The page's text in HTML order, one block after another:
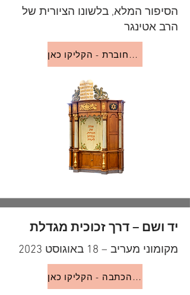
הסיפור המלא, בלשונו הציורית של
הרב אטינגר
לדפדוף בחוברת - הקליקו כאן
יד ושם – דרך זכוכית מגדלת
מקומוני מעריב – 18 באוגוסט 2023
לקריאת הכתבה - הקליקו כאן